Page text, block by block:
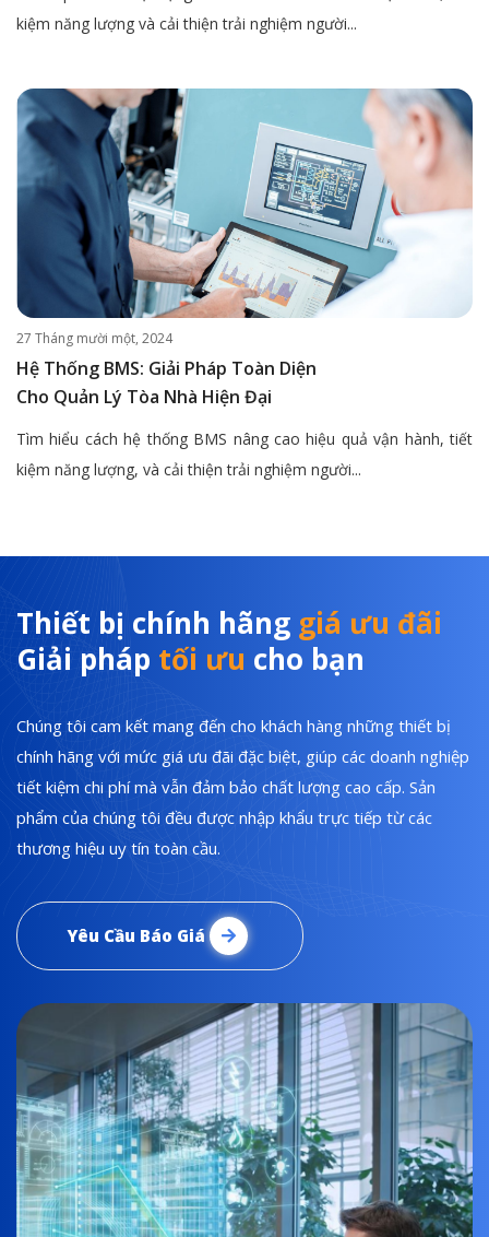
kiệm năng lượng và cải thiện trải nghiệm người...
27 Tháng mười một, 2024
Hệ Thống BMS: Giải Pháp Toàn Diện
Cho Quản Lý Tòa Nhà Hiện Đại
Tìm hiểu cách hệ thống BMS nâng cao hiệu quả vận hành, tiết
kiệm năng lượng, và cải thiện trải nghiệm người...
Thiết bị chính hãng giá ưu đãi
Giải pháp tối ưu cho bạn
Chúng tôi cam kết mang đến cho khách hàng những thiết bị
chính hãng với mức giá ưu đãi đặc biệt, giúp các doanh nghiệp
tiết kiệm chi phí mà vẫn đảm bảo chất lượng cao cấp. Sản
phẩm của chúng tôi đều được nhập khẩu trực tiếp từ các
thương hiệu uy tín toàn cầu.
Yêu Cầu Báo Giá